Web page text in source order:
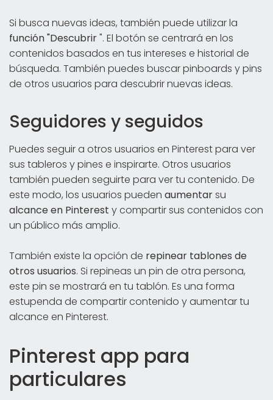
Si busca nuevas ideas, también puede utilizar la
función "Descubrir". El botón se centrará en los
contenidos basados en tus intereses e historial de
búsqueda. También puedes buscar pinboards y pins
de otros usuarios para descubrir nuevas ideas.
Seguidores y seguidos
Puedes seguir a otros usuarios en Pinterest para ver
sus tableros y pines e inspirarte. Otros usuarios
también pueden seguirte para ver tu contenido. De
este modo, los usuarios pueden aumentarsu
alcance en Pinterest y compartir sus contenidos con
un público más amplio.
También existe la opción de repinear tablones de
otros usuarios. Si repineas un pin de otra persona,
este pin se mostrará en tu tablón. Es una forma
estupenda de compartir contenido y aumentar tu
alcance en Pinterest.
Pinterest app para
particulares